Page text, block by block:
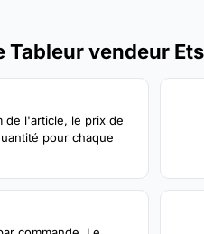
Tableur vendeur
de l'article, le prix de
pour chaque